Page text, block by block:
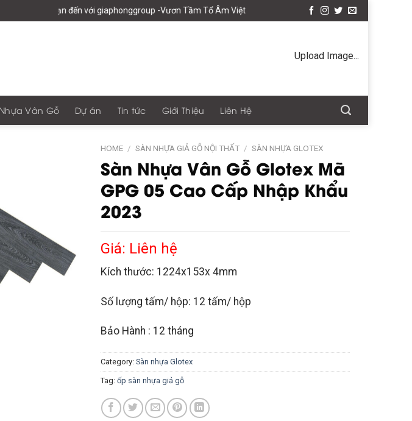
bạn đến với giaphonggroup -Vươn Tầm Tổ Âm Việt
Upload Image...
Vân Gỗ Dự án Tin tức Giới Thiệu Liên Hệ
HOME / SÀN NHỰA GIẢ GỖ NỘI THẤT / SÀN NHỰA GLOTEX
Sàn Nhựa Vân Gỗ Glotex Mã
GPG 05 Cao Cấp Nhập Khẩu
2023
Giá: Liên hệ
Kích thước: 1224x153x 4mm
Số lượng tấm/ hộp: 12 tấm/ hộp
Bảo Hành : 12 tháng
Category: Sàn nhựa Glotex
Tag: ốp sàn nhựa giả gỗ